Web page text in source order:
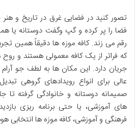
تصور کنید در فضایی غرق در تاریخ و
فضا را پر کرده و گپ وگفت دوستانه یا
رقم می زند. کافه موزه ها دقیقاً همین
که فراتر از یک کافه معمولی هستند و
جریان دارد. این مکان ها به لطف جو
عالی برای انواع رویدادهای گروهی
صمیمانه دوستانه و خانوادگی گرفته تا
های آموزشی، یا حتی برنامه ریزی
فرهنگی و آموزشی، کافه موزه ها